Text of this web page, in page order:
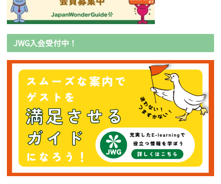
JWG入会受付中！